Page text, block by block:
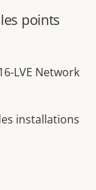
points
LVE Network
installations